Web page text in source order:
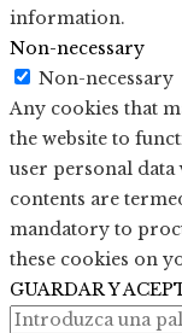
information.
Non-necessary
Non-necessary
Any cookies that
the website to
user personal data
contents are
mandatory to
these cookies on
GUARDAR Y